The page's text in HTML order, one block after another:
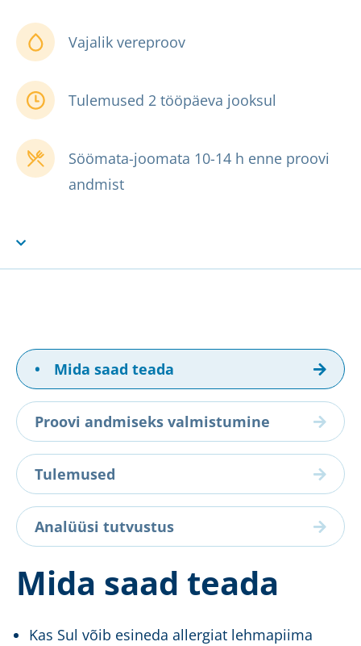
Vajalik vereproov
Tulemused 2 tööpäeva jooksul
Söömata-joomata 10-14 h enne proovi
andmist
• Mida saad teada
Proovi andmiseks valmistumine
Tulemused
Analüüsi tutvustus
Mida saad teada
Kas Sul võib esineda allergiat lehmapiima